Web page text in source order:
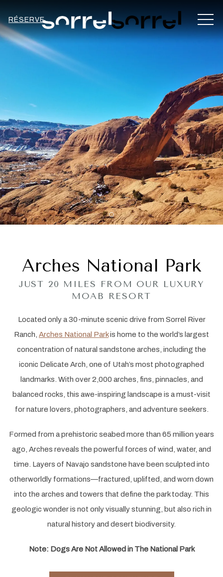
RÉSERVE
Item 1
Arches National Park
JUST 20 MILES FROM OUR LUXURY
MOAB RESORT
Located only a 30-minute scenic drive from Sorrel River
Ranch, Arches National Parkis home to the world’s largest
concentration of natural sandstone arches, including the
iconic Delicate Arch, one of Utah’s most photographed
landmarks. With over 2,000 arches, fins, pinnacles, and
balanced rocks, this awe-inspiring landscape is a must-visit
for nature lovers, photographers, and adventure seekers.
Formed from a prehistoric seabed more than 65 million years
ago, Arches reveals the powerful forces of wind, water, and
time. Layers of Navajo sandstone have been sculpted into
otherworldly formations—fractured, uplifted, and worn down
into the arches and towers that define the park today. This
geologic wonder is not only visually stunning, but also rich in
natural history and desert biodiversity.
Note: Dogs Are Not Allowed in The National Park